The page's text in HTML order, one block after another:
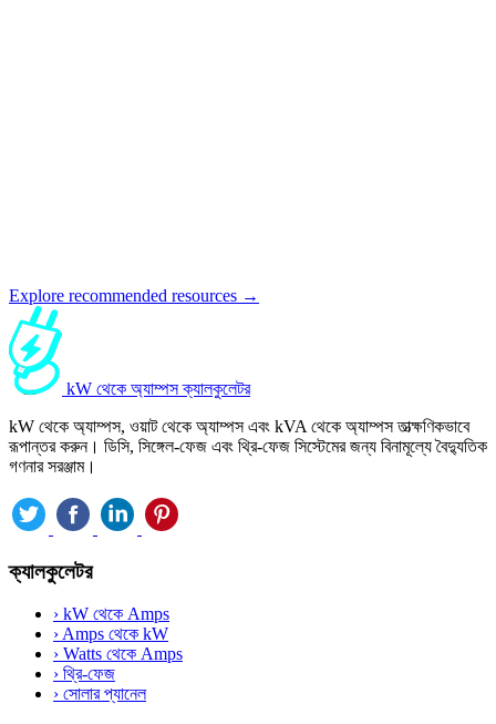
Explore recommended resources →
kW থেকে অ্যাম্পস ক্যালকুলেটর
kW থেকে অ্যাম্পস, ওয়াট থেকে অ্যাম্পস এবং kVA থেকে অ্যাম্পস তাত্ক্ষণিকভাবে
রূপান্তর করুন। ডিসি, সিঙ্গেল-ফেজ এবং থ্রি-ফেজ সিস্টেমের জন্য বিনামূল্যে বৈদ্যুতিক
গণনার সরঞ্জাম।
ক্যালকুলেটর
› kW থেকে Amps
›Amps থেকে kW
› Watts থেকে Amps
› থ্রি-ফেজ
› সোলার প্যানেল